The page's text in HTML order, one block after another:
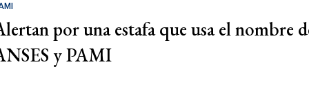
por una estafa que usa el nombre
y PAMI